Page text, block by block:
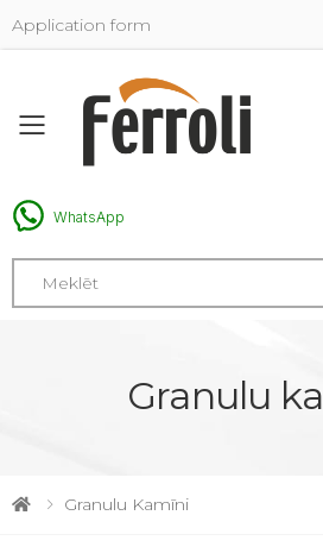
Application form
Toggle mobile
WhatsApp
Search
Granulu
Granulu Kamīni